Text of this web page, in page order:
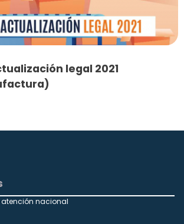
legal 2021
nacional